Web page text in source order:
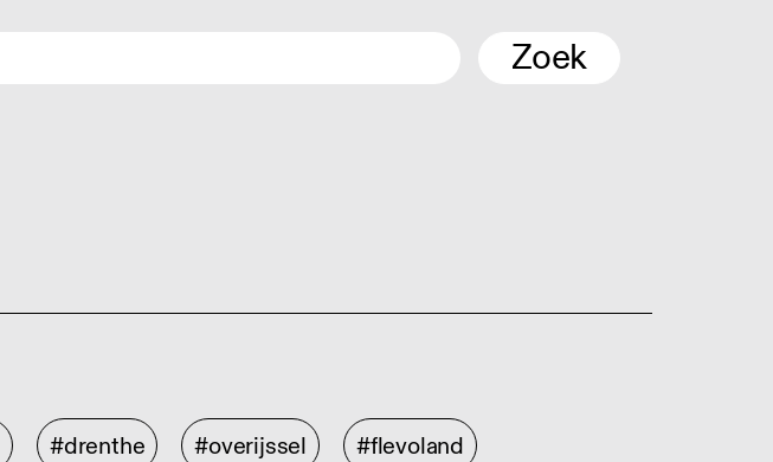
Zoek
#drenthe #overijssel #flevoland